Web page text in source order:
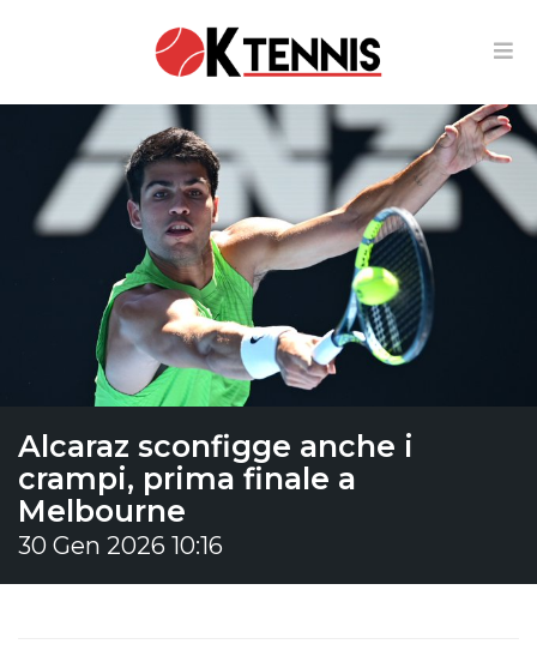
Alcaraz sconfigge anche i
crampi, prima finale a
Melbourne
30 Gen 2026 10:16